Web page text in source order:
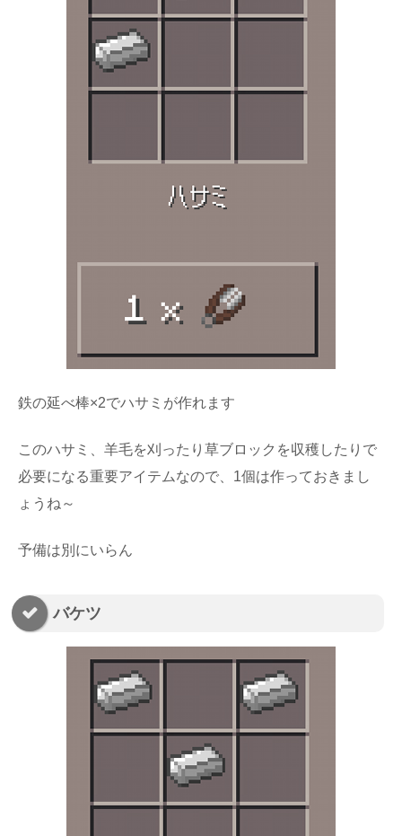
鉄の延べ棒×2でハサミが作れます
このハサミ、羊毛を刈ったり草ブロックを収穫したりで
必要になる重要アイテムなので、1個は作っておきまし
ょうね～
予備は別にいらん
バケツ